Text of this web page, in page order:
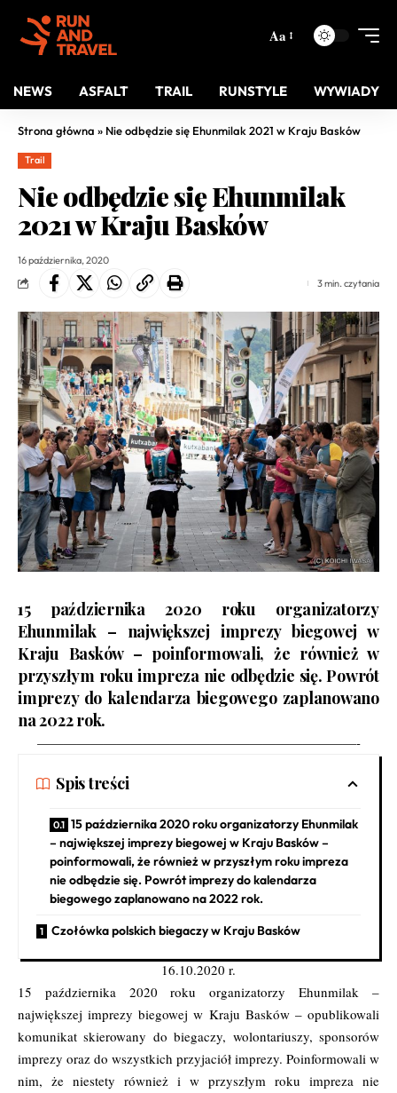
Aa
NEWS ASFALT TRAIL RUNSTYLE WYWIADY
Strona główna » Nie odbędzie się Ehunmilak 2021 w Kraju Basków
Trail
Nie odbędzie się Ehunmilak
2021 w Kraju Basków
16 października, 2020
3 min. czytania
15 października 2020 roku organizatorzy
Ehunmilak– największej imprezy biegowej w
Kraju Basków – poinformowali, że również w
przyszłym roku impreza nie odbędzie się. Powrót
imprezy do kalendarza biegowego zaplanowano
na 2022 rok.
————————————————————————-
Spis treści
15 października 2020 roku organizatorzy Ehunmilak
– największej imprezy biegowej w Kraju Basków –
poinformowali, że również w przyszłym roku impreza
nie odbędzie się. Powrót imprezy do kalendarza
biegowego zaplanowano na 2022 rok.
Czołówka polskich biegaczy w Kraju Basków
16.10.2020 r.
15 października 2020 roku organizatorzyEhunmilak–
największej imprezy biegowej w Kraju Basków – opublikowali
komunikat skierowany do biegaczy, wolontariuszy, sponsorów
imprezy oraz do wszystkich przyjaciół imprezy. Poinformowali w
nim, że niestety również i w przyszłym roku impreza nie